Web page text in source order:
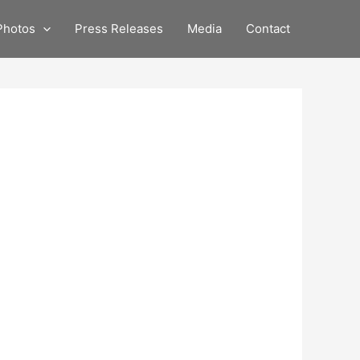
Press Releases Media Contact